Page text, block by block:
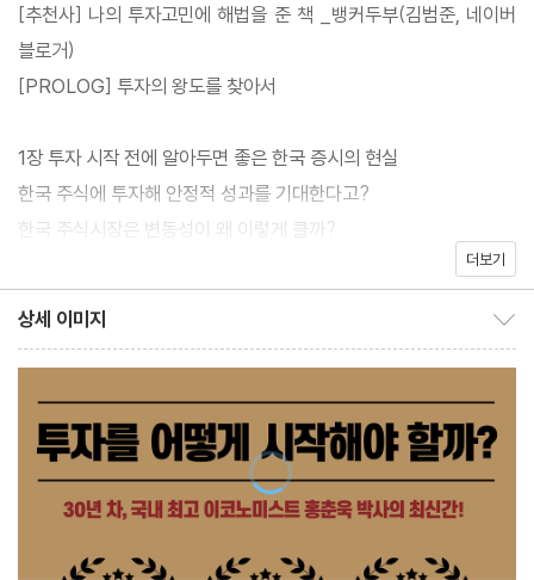
“한국 주식은 투자하기 너무 힘드니, 미국 주식에 올인하는 게 어떠
냐?”, “어떻게 투자를 시작해야 할지 모르겠다.”『돈의 흐름에 올라
타라』는 국내 최고의 이코노미스트 홍춘욱 박사가 이메일과 유튜브
한국 주식에 투자해서 성공하기 위한 방법을 몇 가지 단계를 통해 살
펴보는 한편, 이 과정에서 발생하는 다양한 질문들에 답하면서 진행
자산배분 전략까지 소개하고 있는데, 한국인에 적합한 자산배분 전
략의 기초를 설명하는 부분이 압권이다.
[추천사] 나의 투자고민에 해법을 준 책 _뱅커두부(김범준, 네이버
블로거)
[PROLOG] 투자의 왕도를 찾아서
1장 투자 시작 전에 알아두면 좋은 한국 증시의 현실
한국 주식에 투자해 안정적 성과를 기대한다고?
한국 주식시장은 변동성이 왜 이렇게 클까?
어떤 투자대안이 있을까?
한국 경제에선 탑-다운 투자가 매력적인 투자대안이 아닐까?
--------------------------------------------------------
STAGE1_경제지표를 이용한 주식-채권 스위칭 전략
--------------------------------------------------------
더보기
상세 이미지